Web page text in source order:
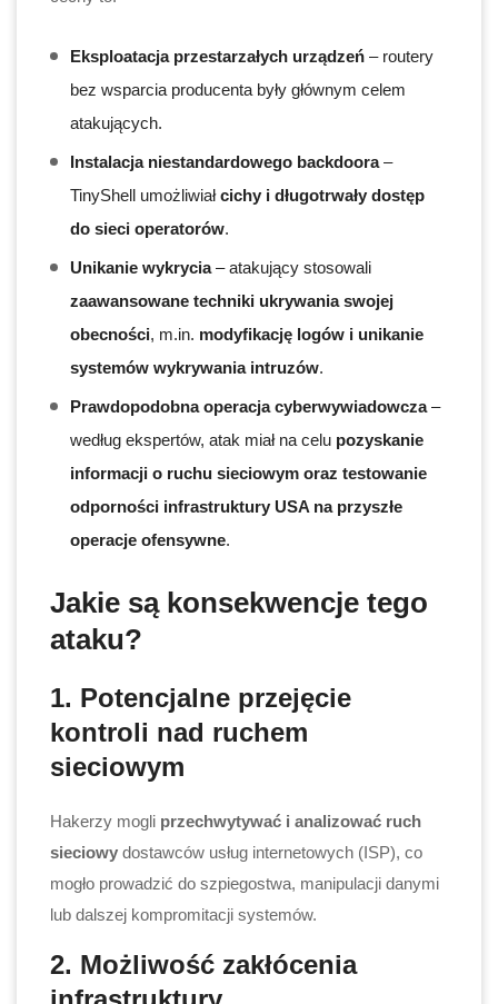
Eksploatacja przestarzałych urządzeń – routery
bez wsparcia producenta były głównym celem
atakujących.
Instalacja niestandardowego backdoora–
TinyShell umożliwiałcichy i długotrwały dostęp
do sieci operatorów.
Unikanie wykrycia– atakujący stosowali
zaawansowane techniki ukrywania swojej
obecności, m.in. modyfikację logów i unikanie
systemów wykrywania intruzów.
Prawdopodobna operacja cyberwywiadowcza–
według ekspertów, atak miał na celu pozyskanie
informacji o ruchu sieciowym oraz testowanie
odporności infrastruktury USA na przyszłe
operacje ofensywne.
Jakie są konsekwencje tego
ataku?
1. Potencjalne przejęcie
kontroli nad ruchem
sieciowym
Hakerzy mogli przechwytywać i analizować ruch
sieciowy dostawców usług internetowych (ISP), co
mogło prowadzić do szpiegostwa, manipulacji danymi
lub dalszej kompromitacji systemów.
2. Możliwość zakłócenia